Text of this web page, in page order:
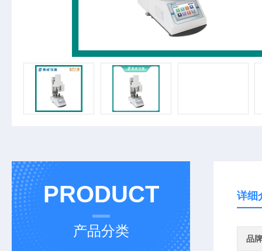
PRODUCT
产品分类
详细
品牌